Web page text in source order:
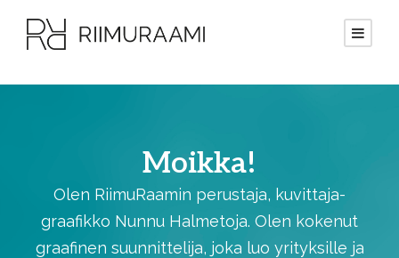
Moikka!
Olen RiimuRaamin perustaja, kuvittaja-
graafikko Nunnu Halmetoja. Olen kokenut
graafinen suunnittelija, joka luo yrityksille ja